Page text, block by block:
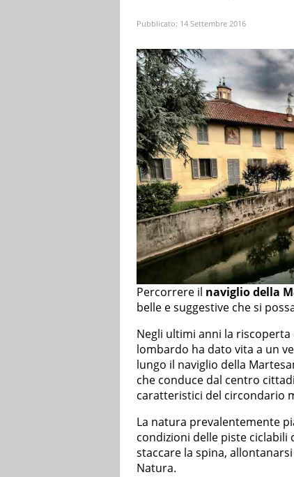
Pubblicato: 14 Settembre 2016
Percorrere il naviglio della
belle e suggestive che si
Negli ultimi anni la
lombardo ha dato vita a un
lungo il naviglio della
che conduce dal centro
caratteristici del circondario
La natura prevalentemente
condizioni delle piste
staccare la spina,
Natura.